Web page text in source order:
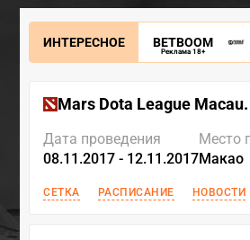
ИНТЕРЕСНОЕ BETBOOM
Реклама 18+
Mars Dota League
Дата проведения
08.11.2017 - 12.11.2017
Место
Макао
СЕТКА РАСПИСАНИЕ НОВОСТИ